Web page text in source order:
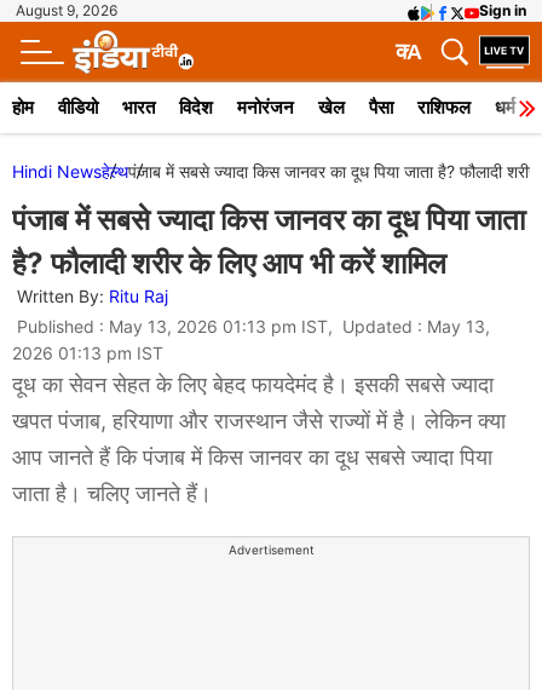
August 9, 2026 Sign in
A
क
होम वीडियो भारत विदेश मनोरंजन खेल पैसा राशिफल धर्म
Hindi Newsहेल्थपंजाब में सबसे ज्यादा किस जानवर का दूध पिया जाता है? फौलादी
पंजाब में सबसे ज्यादा किस जानवर का दूध पिया जाता
है? फौलादी शरीर के लिए आप भी करें शामिल
Written By: Ritu Raj
Published : May 13, 2026 01:13 pm IST, Updated : May 13,
2026 01:13 pm IST
दूध का सेवन सेहत के लिए बेहद फायदेमंद है। इसकी सबसे ज्यादा
खपत पंजाब, हरियाणा और राजस्थान जैसे राज्यों में है। लेकिन क्या
आप जानते हैं कि पंजाब में किस जानवर का दूध सबसे ज्यादा पिया
जाता है। चलिए जानते हैं।
Advertisement